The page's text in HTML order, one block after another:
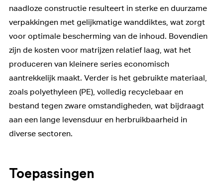
naadloze constructie resulteert in sterke en duurzame
verpakkingen met gelijkmatige wanddiktes, wat zorgt
voor optimale bescherming van de inhoud. Bovendien
zijn de kosten voor matrijzen relatief laag, wat het
produceren van kleinere series economisch
aantrekkelijk maakt. Verder is het gebruikte materiaal,
zoals polyethyleen (PE), volledig recyclebaar en
bestand tegen zware omstandigheden, wat bijdraagt
aan een lange levensduur en herbruikbaarheid in
diverse sectoren.
Toepassingen